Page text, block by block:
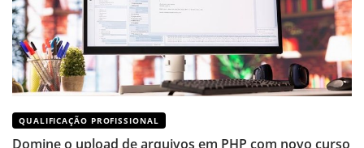
QUALIFICAÇÃO PROFISSIONAL
Domine o upload de arquivos em PHP com novo curso